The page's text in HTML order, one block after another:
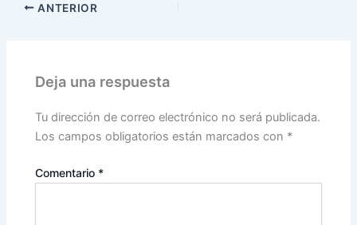
ANTERIOR
Deja una respuesta
Tu dirección de correo electrónico no será publicada.
Los campos obligatorios están marcados con *
Comentario *